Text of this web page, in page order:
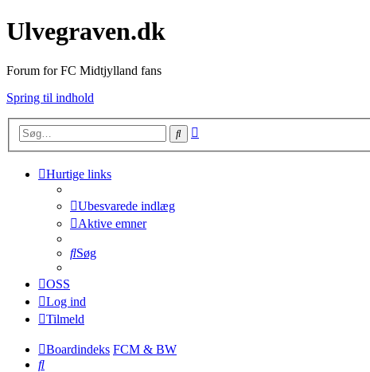
Ulvegraven.dk
Forum for FC Midtjylland fans
Spring til indhold
Søg
Hurtige links
Ubesvarede indlæg
Aktive emner
Søg
OSS
Log ind
Tilmeld
Boardindeks FCM & BW
Søg